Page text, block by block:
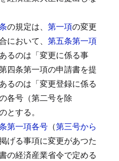
の規定は、 第一項の変更
において、 第五条第一項
るのは「変更に係る事
四条第一項の申請書を提
るのは「変更登録に係る
各号（第二号を除
とする。
第一項各号 （第三号から
げる事項に変更があつた
の経済産業省令で定める